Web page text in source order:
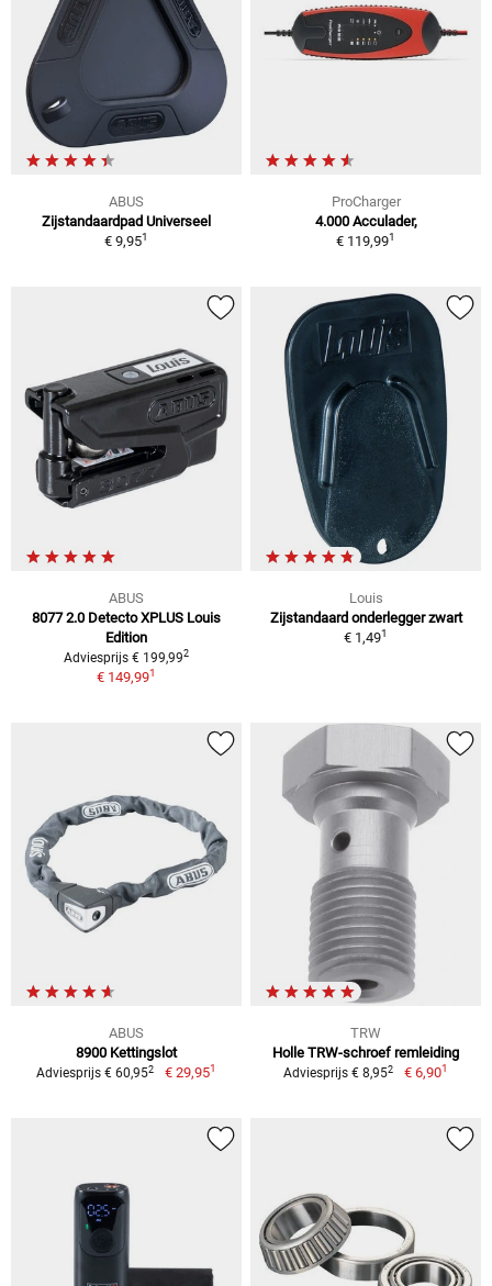
ABUS
Zijstandaardpad Universeel
€ 9,951
ProCharger
4.000 Acculader,
€ 119,991
ABUS
8077 2.0 Detecto XPLUS Louis
Edition
Adviesprijs € 199,992
€ 149,991
Louis
Zijstandaard onderlegger zwart
€ 1,491
ABUS
8900 Kettingslot
Adviesprijs € 60,952 € 29,951
TRW
Holle TRW-schroef remleiding
Adviesprijs € 8,952 € 6,901